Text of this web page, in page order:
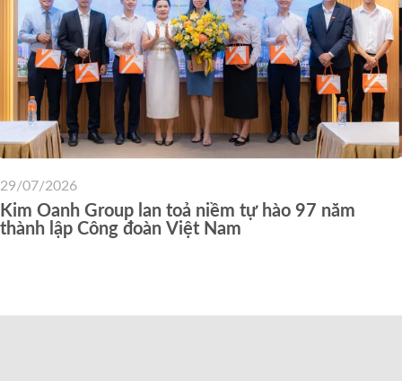
Kim Oanh Group lan toả niềm tự hào 97 năm
thành lập Công đoàn Việt Nam
29/07/2026